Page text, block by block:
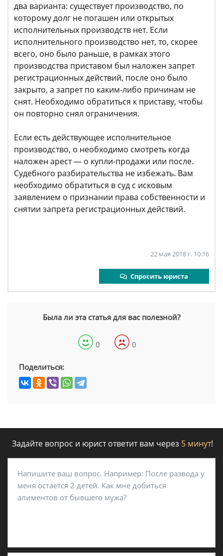
два варианта: существует производство, по
которому долг не погашен или открытых
исполнительных производств нет. Если
исполнительного производство нет, то, скорее
всего, оно было раньше, в рамках этого
производства приставом был наложен запрет
регистрационных действий, после оно было
закрыто, а запрет по каким-либо причинам не
снят. Необходимо обратиться к приставу, чтобы
он повторно снял ограничения.
Если есть действующее исполнительное
производство, о необходимо смотреть когда
наложен арест — о купли-продажи или после.
Судебного разбирательства не избежать. Вам
необходимо обратиться в суд с исковым
заявлением о признании права собственности и
снятии запрета регистрационных действий.
22 мая 2018 г. 10:16
Спросить юриста
Была ли эта статья для вас полезной?
0 0
Поделиться:
Задайте вопрос и юрист ответит вам через 5 минут!